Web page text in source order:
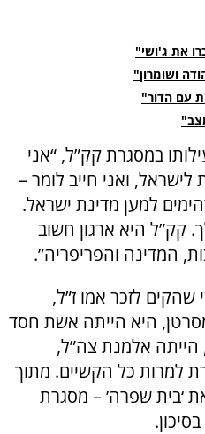
את ג'ושי"
ושומרון"
עם הדור"
במסגרת קק”ל, “אני
לישראל, ואני חייב לומר –
למען מדינת ישראל.
קק”ל היא ארגון חשוב
המדינה והפריפריה”.
שהקים לזכר אמו ז”ל,
היא הייתה אשת חסד
היא נפטרה בגיל 52, הייתה אלמנת צה”ל,
למרות כל הקשיים. מתוך
‘בית שפרה’ – מסגרת